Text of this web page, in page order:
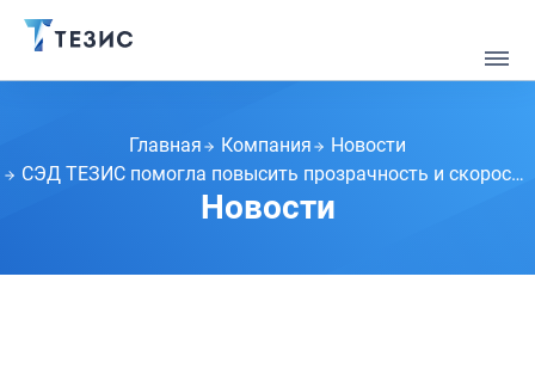
Главная Компания
Новости
СЭД ТЕЗИС помогла повысить прозрачность и скорость работы с документами в Skyeng
Новости